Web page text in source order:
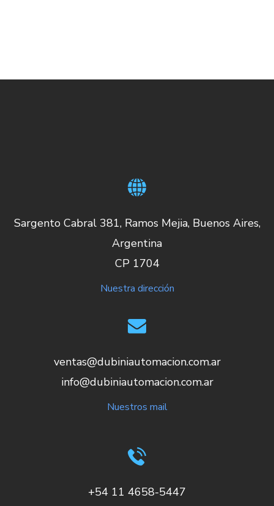
Sargento Cabral 381, Ramos Mejia, Buenos Aires,
Argentina
CP 1704
Nuestra dirección
ventas@dubiniautomacion.com.ar
info@dubiniautomacion.com.ar
Nuestros mail
+54 11 4658-5447